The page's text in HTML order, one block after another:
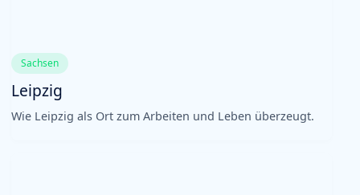
Sachsen
Leipzig
Wie Leipzig als Ort zum Arbeiten und Leben überzeugt.